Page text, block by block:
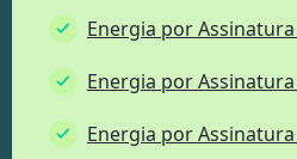
Energia por
Energia por
Energia por